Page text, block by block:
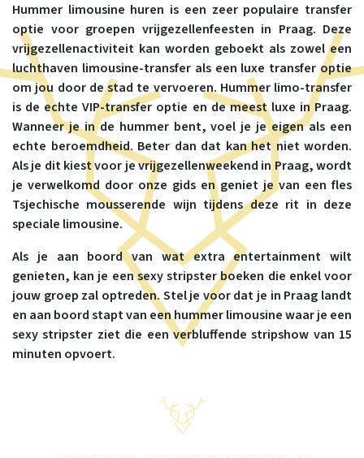
Hummer limousine huren is een zeer populaire transfer
optie voor groepen vrijgezellenfeesten in Praag. Deze
vrijgezellenactiviteit kan worden geboekt als zowel een
luchthaven limousine-transfer als een luxe transfer optie
om jou door de stad te vervoeren. Hummer limo-transfer
is de echte VIP-transfer optie en de meest luxe in Praag.
Wanneer je in de hummer bent, voel je je eigen als een
echte beroemdheid. Beter dan dat kan het niet worden.
Als je dit kiest voor je vrijgezellenweekend in Praag, wordt
je verwelkomd door onze gids en geniet je van een fles
Tsjechische mousserende wijn tijdens deze rit in deze
speciale limousine.
Als je aan boord van wat extra entertainment wilt
genieten, kan je een sexy stripster boeken die enkel voor
jouw groep zal optreden. Stel je voor dat je in Praag landt
en aan boord stapt van een hummer limousine waar je een
sexy stripster ziet die een verbluffende stripshow van 15
minuten opvoert.